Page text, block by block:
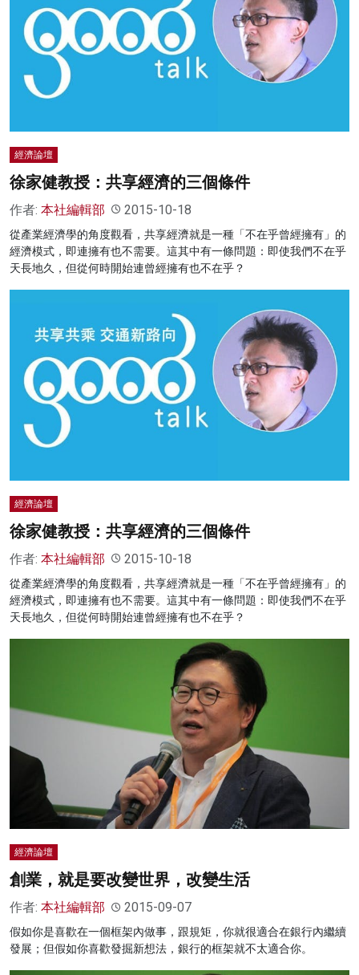
經濟論壇
徐家健教授：共享經濟的三個條件
作者: 本社編輯部 2015-10-18
從產業經濟學的角度觀看，共享經濟就是一種「不在乎曾經擁有」的
經濟模式，即連擁有也不需要。這其中有一條問題：即使我們不在乎
天長地久，但從何時開始連曾經擁有也不在乎？
經濟論壇
徐家健教授：共享經濟的三個條件
作者: 本社編輯部 2015-10-18
從產業經濟學的角度觀看，共享經濟就是一種「不在乎曾經擁有」的
經濟模式，即連擁有也不需要。這其中有一條問題：即使我們不在乎
天長地久，但從何時開始連曾經擁有也不在乎？
經濟論壇
創業，就是要改變世界，改變生活
作者: 本社編輯部 2015-09-07
假如你是喜歡在一個框架內做事，跟規矩，你就很適合在銀行內繼續
發展；但假如你喜歡發掘新想法，銀行的框架就不太適合你。